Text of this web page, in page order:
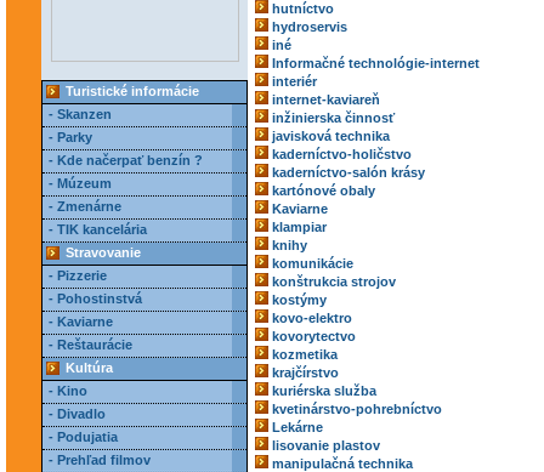
Turistické informácie
- Skanzen
- Parky
- Kde načerpať benzín ?
- Múzeum
- Zmenárne
- TIK kancelária
Stravovanie
- Pizzerie
- Pohostinstvá
- Kaviarne
- Reštaurácie
Kultúra
- Kino
- Divadlo
- Podujatia
- Prehľad filmov
hutníctvo
hydroservis
iné
Informačné technológie-internet
interiér
internet-kaviareň
inžinierska činnosť
javisková technika
kaderníctvo-holičstvo
kaderníctvo-salón krásy
kartónové obaly
Kaviarne
klampiar
knihy
komunikácie
konštrukcia strojov
kostýmy
kovo-elektro
kovorytectvo
kozmetika
krajčírstvo
kuriérska služba
kvetinárstvo-pohrebníctvo
Lekárne
lisovanie plastov
manipulačná technika